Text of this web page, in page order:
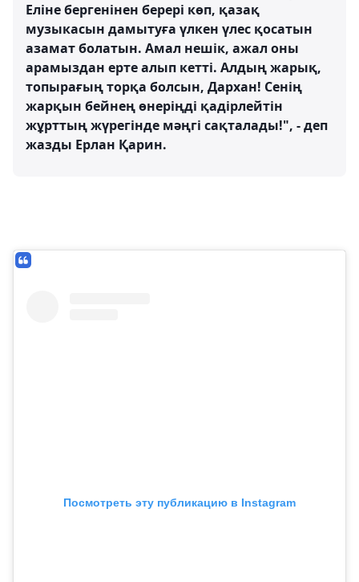
Еліне бергенінен берері көп, қазақ
музыкасын дамытуға үлкен үлес қосатын
азамат болатын. Амал нешік, ажал оны
арамыздан ерте алып кетті. Алдың жарық,
топырағың торқа болсын, Дархан! Сенің
жарқын бейнең өнеріңді қадірлейтін
жұрттың жүрегінде мәңгі сақталады!", - деп
жазды Ерлан Қарин.
Посмотреть эту публикацию в Instagram